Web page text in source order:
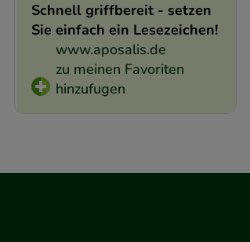
Schnell griffbereit - setzen
Sie einfach ein Lesezeichen!
www.aposalis.de
zu meinen Favoriten
hinzufugen